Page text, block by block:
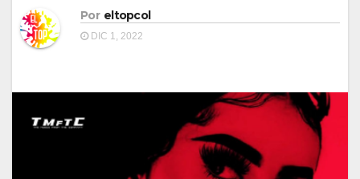
Por eltopcol
DIC 1, 2022